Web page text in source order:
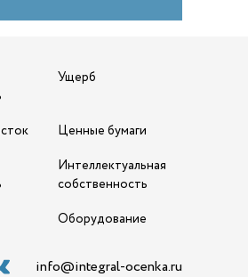
Ущерб
Ценные бумаги
Интеллектуальная
собственность
Оборудование
info@integral-ocenka.ru